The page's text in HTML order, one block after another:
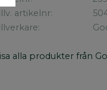
artikelnr
alla produkter från